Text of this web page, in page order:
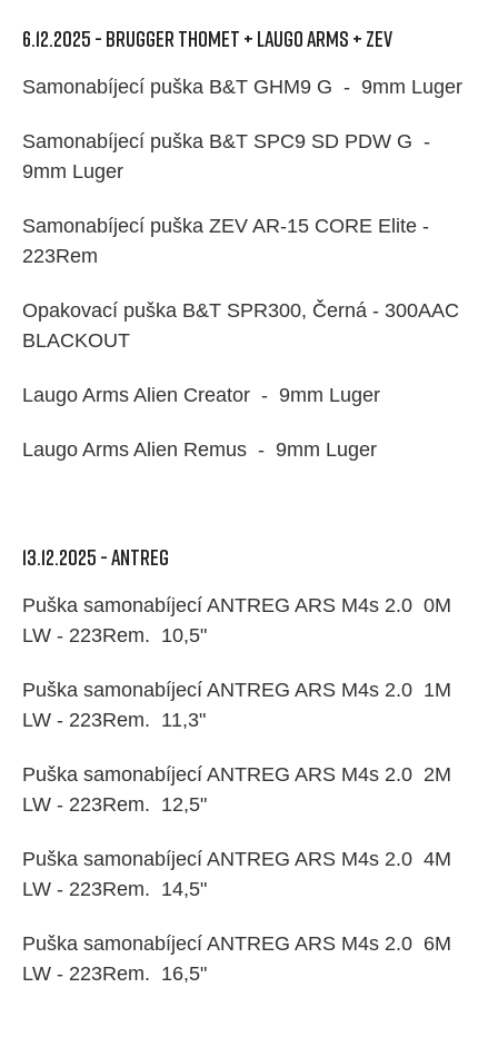
6.12.2025 - BRUGGER THOMET + LAUGO ARMS + ZEV
Samonabíjecí puška B&T GHM9 G - 9mm Luger
Samonabíjecí puška B&T SPC9 SD PDW G -
9mm Luger
Samonabíjecí puška ZEV AR-15 CORE Elite -
223Rem
Opakovací puška B&T SPR300, Černá - 300AAC
BLACKOUT
Laugo Arms Alien Creator - 9mm Luger
Laugo Arms Alien Remus - 9mm Luger
13.12.2025 - ANTREG
Puška samonabíjecí ANTREG ARS M4s 2.0 0M
LW - 223Rem. 10,5"
Puška samonabíjecí ANTREG ARS M4s 2.0 1M
LW - 223Rem. 11,3"
Puška samonabíjecí ANTREG ARS M4s 2.0 2M
LW - 223Rem. 12,5"
Puška samonabíjecí ANTREG ARS M4s 2.0 4M
LW - 223Rem. 14,5"
Puška samonabíjecí ANTREG ARS M4s 2.0 6M
LW - 223Rem. 16,5"